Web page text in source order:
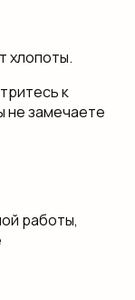
хлопоты.
к
не замечаете
работы,